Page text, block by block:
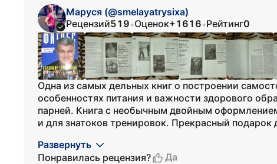
Маруся (@smelayatrysixa)
Рецензий519•Оценок+1616•Рейтинг0
Одна из самых дельных книг о построении
особенностях питания и важности здорового
парней. Книга с необычным двойным
и для знатоков тренировок. Прекрасный подарок
Развернуть
Понравилась рецензия?
Да